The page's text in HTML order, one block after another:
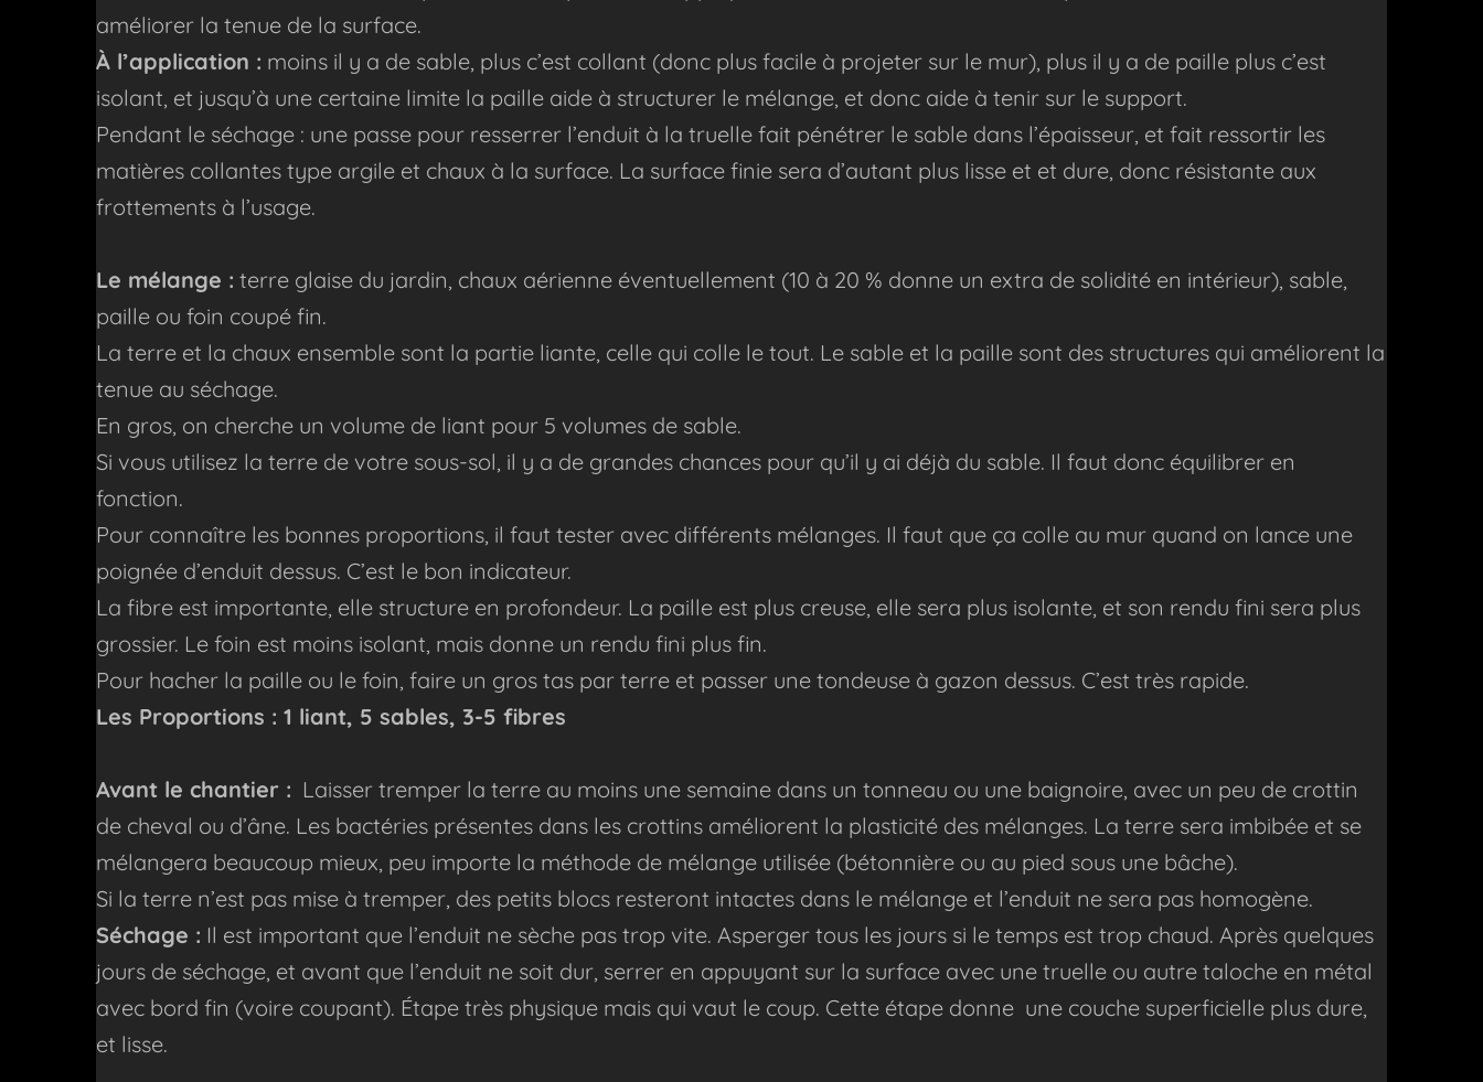
améliorer la tenue de la surface.
À l’application : moins il y a de sable, plus c’est collant (donc plus facile à projeter sur le mur), plus il y a de paille plus c’est
isolant, et jusqu’à une certaine limite la paille aide à structurer le mélange, et donc aide à tenir sur le support.
Pendant le séchage : une passe pour resserrer l’enduit à la truelle fait pénétrer le sable dans l’épaisseur, et fait ressortir les
matières collantes type argile et chaux à la surface. La surface finie sera d’autant plus lisse et et dure, donc résistante aux
frottements à l’usage.
Le mélange : terre glaise du jardin, chaux aérienne éventuellement (10 à 20 % donne un extra de solidité en intérieur), sable,
paille ou foin coupé fin.
La terre et la chaux ensemble sont la partie liante, celle qui colle le tout. Le sable et la paille sont des structures qui améliorent la
tenue au séchage.
En gros, on cherche un volume de liant pour 5 volumes de sable.
Si vous utilisez la terre de votre sous-sol, il y a de grandes chances pour qu’il y ai déjà du sable. Il faut donc équilibrer en
fonction.
Pour connaître les bonnes proportions, il faut tester avec différents mélanges. Il faut que ça colle au mur quand on lance une
poignée d’enduit dessus. C’est le bon indicateur.
La fibre est importante, elle structure en profondeur. La paille est plus creuse, elle sera plus isolante, et son rendu fini sera plus
grossier. Le foin est moins isolant, mais donne un rendu fini plus fin.
Pour hacher la paille ou le foin, faire un gros tas par terre et passer une tondeuse à gazon dessus. C’est très rapide.
Les Proportions : 1 liant, 5 sables, 3-5 fibres
Avant le chantier : Laisser tremper la terre au moins une semaine dans un tonneau ou une baignoire, avec un peu de crottin
de cheval ou d’âne. Les bactéries présentes dans les crottins améliorent la plasticité des mélanges. La terre sera imbibée et se
mélangera beaucoup mieux, peu importe la méthode de mélange utilisée (bétonnière ou au pied sous une bâche).
Si la terre n’est pas mise à tremper, des petits blocs resteront intactes dans le mélange et l’enduit ne sera pas homogène.
Séchage : Il est important que l’enduit ne sèche pas trop vite. Asperger tous les jours si le temps est trop chaud. Après quelques
jours de séchage, et avant que l’enduit ne soit dur, serrer en appuyant sur la surface avec une truelle ou autre taloche en métal
avec bord fin (voire coupant). Étape très physique mais qui vaut le coup. Cette étape donne une couche superficielle plus dure,
et lisse.